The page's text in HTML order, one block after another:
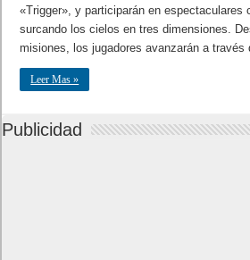
«Trigger», y participarán en espectaculares
surcando los cielos en tres dimensiones.
misiones, los jugadores avanzarán a
Leer Mas »
Publicidad